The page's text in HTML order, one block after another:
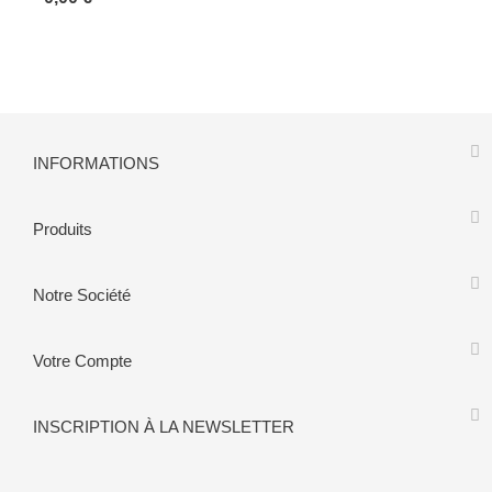
INFORMATIONS
Produits
Notre Société
Votre Compte
INSCRIPTION À LA NEWSLETTER